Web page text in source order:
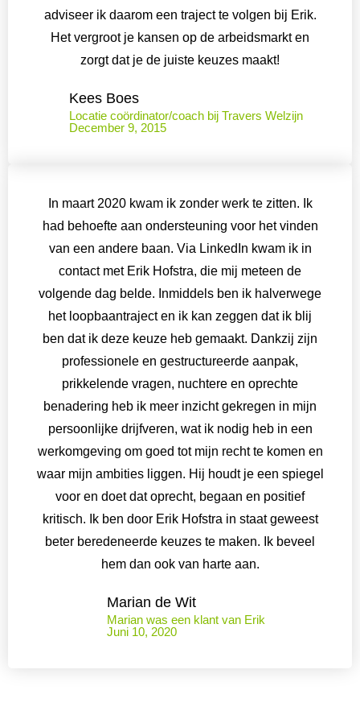
adviseer ik daarom een traject te volgen bij Erik.
Het vergroot je kansen op de arbeidsmarkt en
zorgt dat je de juiste keuzes maakt!
Kees Boes
Locatie coördinator/coach bij Travers Welzijn
December 9, 2015
In maart 2020 kwam ik zonder werk te zitten. Ik
had behoefte aan ondersteuning voor het vinden
van een andere baan. Via LinkedIn kwam ik in
contact met Erik Hofstra, die mij meteen de
volgende dag belde. Inmiddels ben ik halverwege
het loopbaantraject en ik kan zeggen dat ik blij
ben dat ik deze keuze heb gemaakt. Dankzij zijn
professionele en gestructureerde aanpak,
prikkelende vragen, nuchtere en oprechte
benadering heb ik meer inzicht gekregen in mijn
persoonlijke drijfveren, wat ik nodig heb in een
werkomgeving om goed tot mijn recht te komen en
waar mijn ambities liggen. Hij houdt je een spiegel
voor en doet dat oprecht, begaan en positief
kritisch. Ik ben door Erik Hofstra in staat geweest
beter beredeneerde keuzes te maken. Ik beveel
hem dan ook van harte aan.
Marian de Wit
Marian was een klant van Erik
Juni 10, 2020